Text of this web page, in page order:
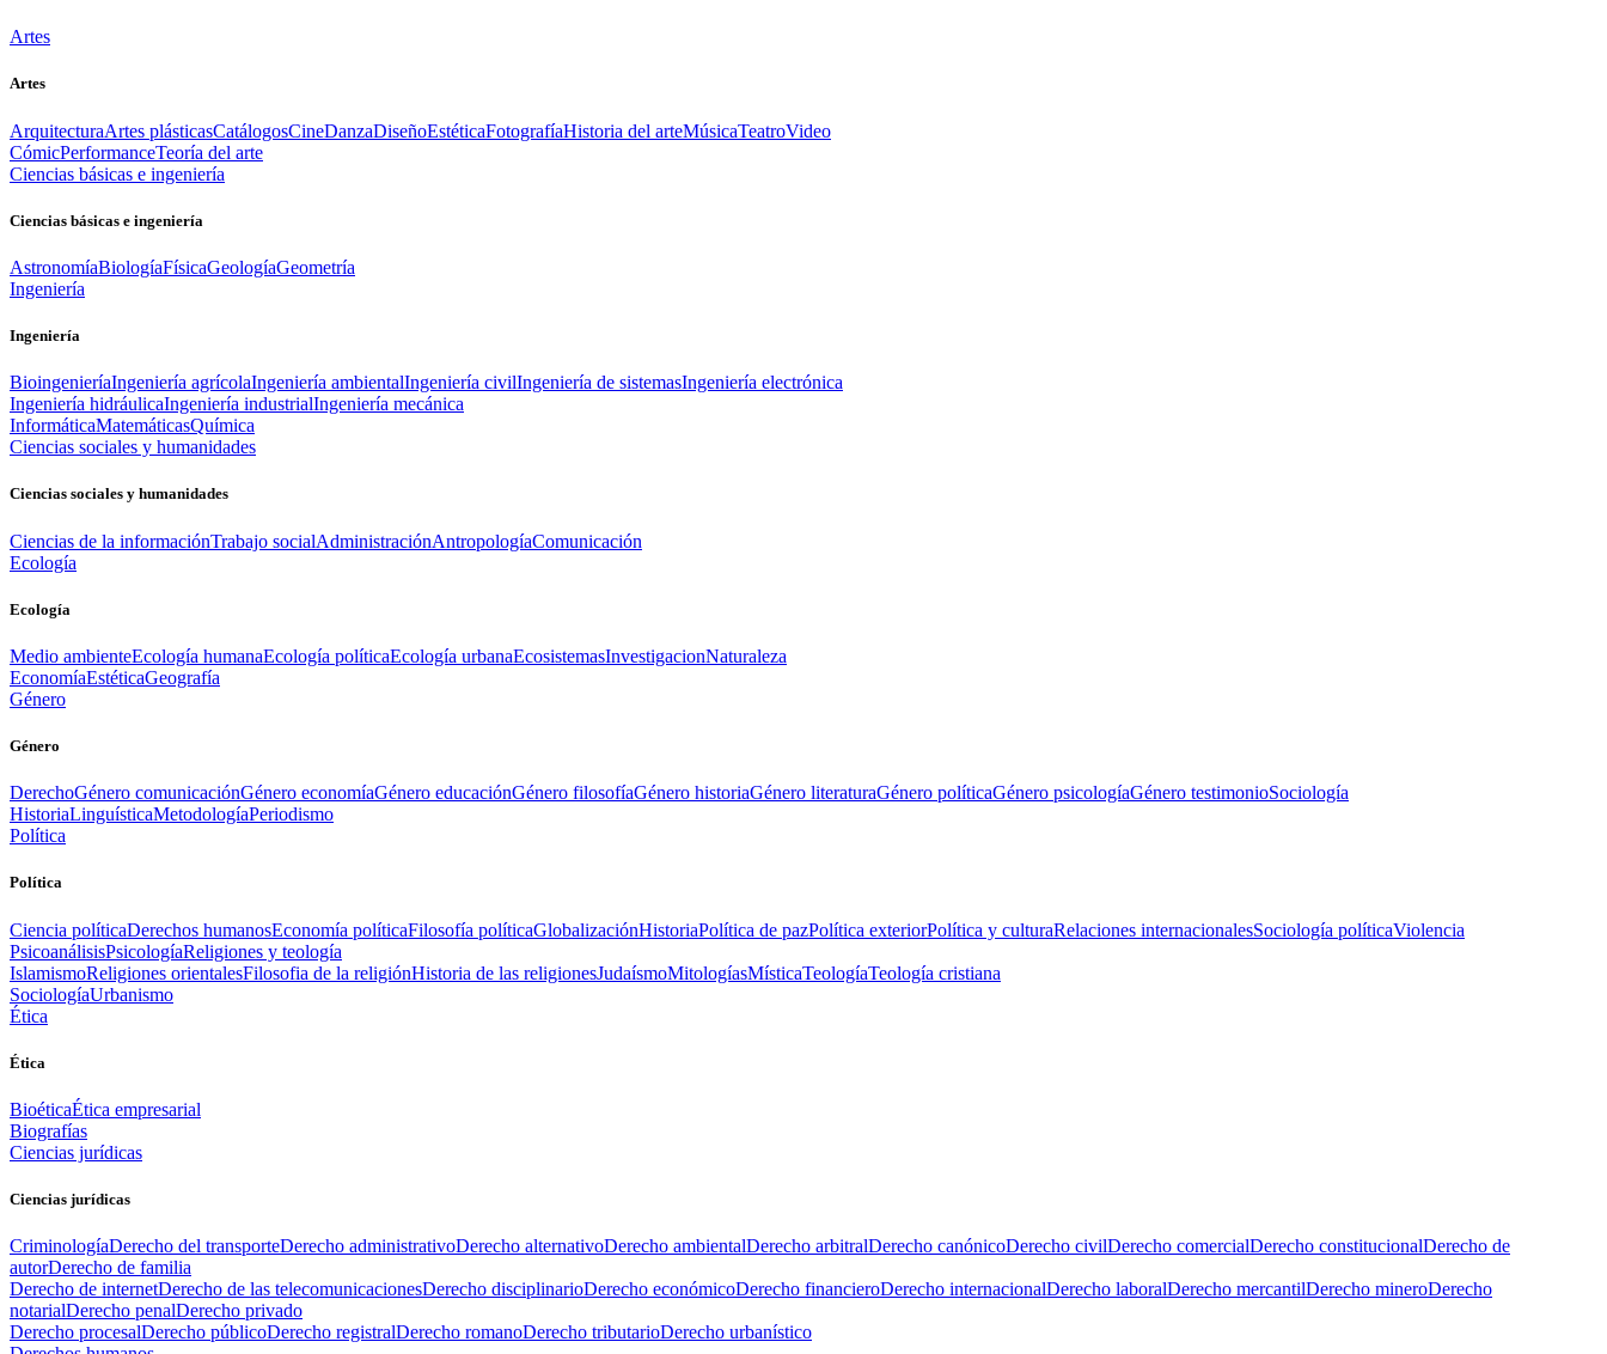
Artes
Artes
ArquitecturaArtes plásticasCatálogosCineDanzaDiseñoEstéticaFotografíaHistoria del arteMúsicaTeatroVideo
CómicPerformanceTeoría del arte
Ciencias básicas e ingeniería
Ciencias básicas e ingeniería
AstronomíaBiologíaFísicaGeologíaGeometría
Ingeniería
Ingeniería
BioingenieríaIngeniería agrícolaIngeniería ambientalIngeniería civilIngeniería de sistemasIngeniería electrónica
Ingeniería hidráulicaIngeniería industrialIngeniería mecánica
InformáticaMatemáticasQuímica
Ciencias sociales y humanidades
Ciencias sociales y humanidades
Ciencias de la informaciónTrabajo socialAdministraciónAntropologíaComunicación
Ecología
Ecología
Medio ambienteEcología humanaEcología políticaEcología urbanaEcosistemasInvestigacionNaturaleza
EconomíaEstéticaGeografía
Género
Género
DerechoGénero comunicaciónGénero economíaGénero educaciónGénero filosofíaGénero historiaGénero literaturaGénero políticaGénero psicologíaGénero testimonioSociología
HistoriaLinguísticaMetodologíaPeriodismo
Política
Política
Ciencia políticaDerechos humanosEconomía políticaFilosofía políticaGlobalizaciónHistoriaPolítica de pazPolítica exteriorPolítica y culturaRelaciones internacionalesSociología políticaViolencia
PsicoanálisisPsicologíaReligiones y teología
IslamismoReligiones orientalesFilosofia de la religiónHistoria de las religionesJudaísmoMitologíasMísticaTeologíaTeología cristiana
SociologíaUrbanismo
Ética
Ética
BioéticaÉtica empresarial
Biografías
Ciencias jurídicas
Ciencias jurídicas
CriminologíaDerecho del transporteDerecho administrativoDerecho alternativoDerecho ambientalDerecho arbitralDerecho canónicoDerecho civilDerecho comercialDerecho constitucionalDerecho de
autorDerecho de familia
Derecho de internetDerecho de las telecomunicacionesDerecho disciplinarioDerecho económicoDerecho financieroDerecho internacionalDerecho laboralDerecho mercantilDerecho mineroDerecho
notarialDerecho penalDerecho privado
Derecho procesalDerecho públicoDerecho registralDerecho romanoDerecho tributarioDerecho urbanístico